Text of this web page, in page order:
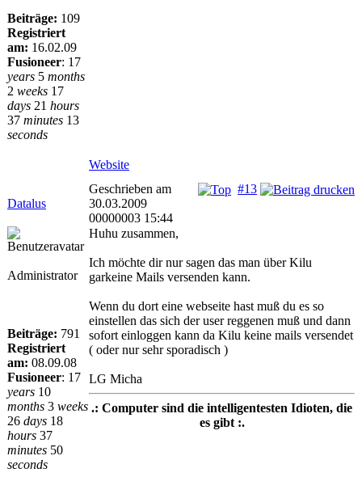
Beiträge: 109
Registriert
am: 16.02.09
Fusioneer: 17
years 5 months
2 weeks 17
days 21 hours
37 minutes 13
seconds
Website
Datalus
#13
Geschrieben am
30.03.2009
00000003 15:44
Administrator
Beiträge: 791
Registriert
am: 08.09.08
Fusioneer: 17
years 10
months 3 weeks
26 days 18
hours 37
minutes 50
seconds
Huhu zusammen,
Ich möchte dir nur sagen das man über Kilu
garkeine Mails versenden kann.
Wenn du dort eine webseite hast muß du es so
einstellen das sich der user reggenen muß und dann
sofort einloggen kann da Kilu keine mails versendet
( oder nur sehr sporadisch )
LG Micha
.: Computer sind die intelligentesten Idioten, die
es gibt :.